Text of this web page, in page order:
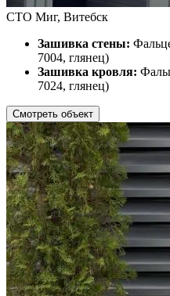
СТО Миг, Витебск
Зашивка стены:
7004, глянец)
Зашивка кровля:
7024, глянец)
Смотреть объект